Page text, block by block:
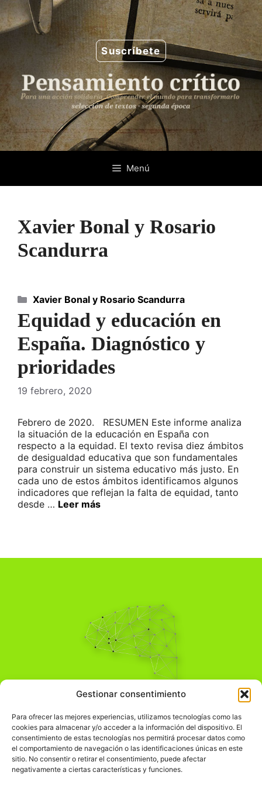
Gestionar consentimiento
Para ofrecer las mejores experiencias, utilizamos tecnologías como las
cookies para almacenar y/o acceder a la información del dispositivo. El
consentimiento de estas tecnologías nos permitirá procesar datos como
el comportamiento de navegación o las identificaciones únicas en este
sitio. No consentir o retirar el consentimiento, puede afectar
negativamente a ciertas características y funciones.
Saltar
al
contenido
Suscríbete
Menú
Xavier Bonal y Rosario
Scandurra
Equidad y educación en
España. Diagnóstico y
prioridades
19 febrero, 2020
Febrero de 2020. RESUMEN Este informe analiza
la situación de la educación en España con
respecto a la equidad. El texto revisa diez ámbitos
de desigualdad educativa que son fundamentales
para construir un sistema educativo más justo. En
cada uno de estos ámbitos identificamos algunos
indicadores que reflejan la falta de equidad, tanto
desde … Leer más
Categorías
Xavier Bonal y Rosario Scandurra
Pensamiento Crítico
Comprender el mundo para transformarlo.
Información Legal